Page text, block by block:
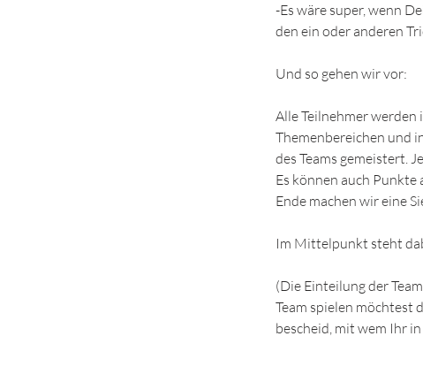
-Es wäre super, wenn
den ein oder anderen
Und so gehen wir vor:
Alle Teilnehmer werden
Themenbereichen und
des Teams gemeistert.
Es können auch Punkte
Ende machen wir eine
Im Mittelpunkt steht
(Die Einteilung der
Team spielen möchtest
bescheid, mit wem Ihr